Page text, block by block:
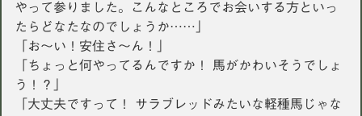
やって参りました。こんなところでお会いする方といっ
たらどなたなのでしょうか……」
「お〜い！安住さ〜ん！」
「ちょっと何やってるんですか！ 馬がかわいそうでしょ
う！？」
「大丈夫ですって！ サラブレッドみたいな軽種馬じゃな